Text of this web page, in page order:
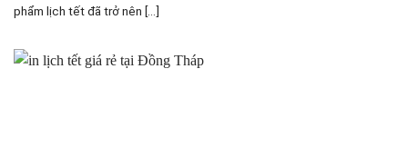
phẩm lịch tết đã trở nên [...]